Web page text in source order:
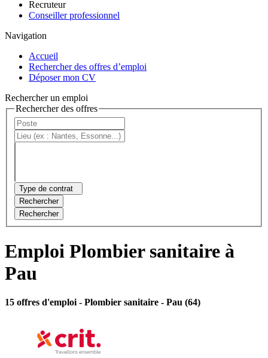
Recruteur
Conseiller professionnel
Navigation
Accueil
Rechercher des offres d’emploi
Déposer mon CV
Rechercher un emploi
Rechercher des offres
Type de contrat
Rechercher
Rechercher
Emploi Plombier sanitaire à
Pau
15 offres d'emploi - Plombier sanitaire - Pau (64)